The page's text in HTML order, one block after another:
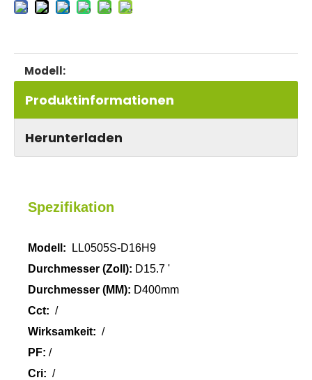
Modell:
Produktinformationen
Herunterladen
Spezifikation
Modell:
LL0505S-D16H9
Durchmesser (Zoll): D15.7 '
Durchmesser (MM): D400mm
Cct: /
Wirksamkeit: /
PF: /
Cri: /